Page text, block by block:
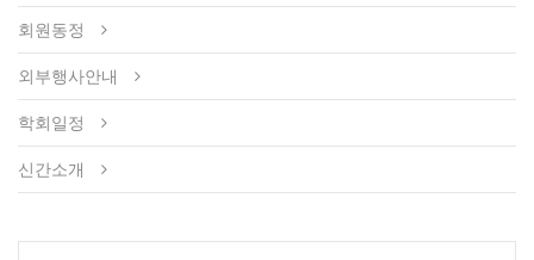
회원동정
외부행사안내
학회일정
신간소개